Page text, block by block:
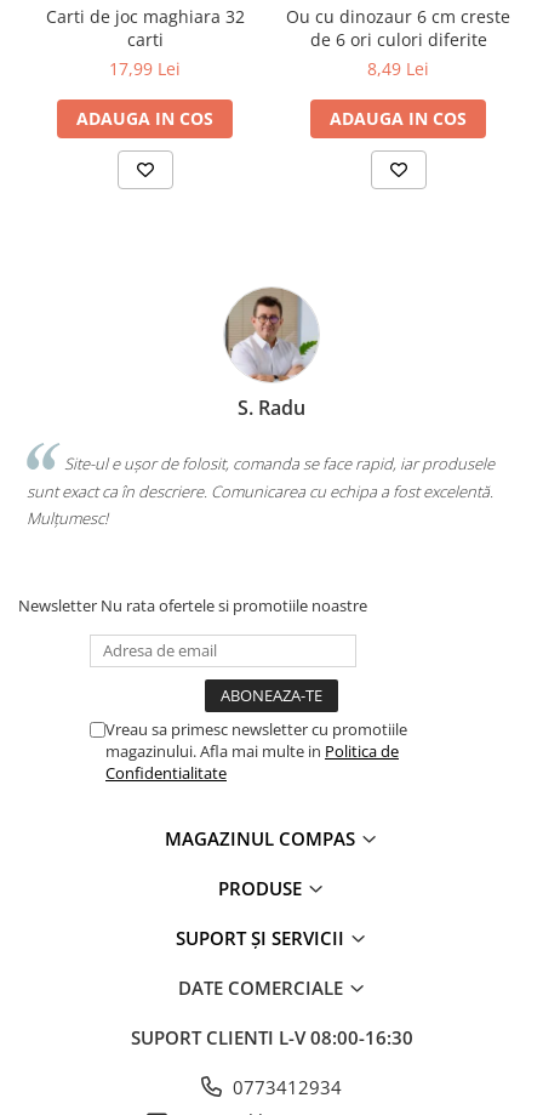
Cărți de colorat
Cărți ilustrate și interactive
Povești și ficțiune pentru copii
Enciclopedii și atlase pentru copii
Materiale educaționale
Benzi desenate
Culegeri și materiale auxiliare
Pregătire pentru admitere
Pregătire Evaluare Națională
Pregătire Bacalaureat
contemporană
Science-fiction și fantasy
Ficțiune erotică
Romane de dragoste
Dezvoltare personală și non-
Psihologie și dezvoltare personală
Biografii și memorii
Sănătate și stil de viață
Carti de joc maghiara 32
carti
17,99 Lei
ADAUGA IN COS
Ou cu dinozaur 6 cm creste
de 6 ori culori diferite
8,49 Lei
ADAUGA IN COS
S. Radu
Site-ul e ușor de folosit, comanda se face rapid, iar produsele
sunt exact ca în descriere. Comunicarea cu echipa a fost excelentă.
Mulțumesc!
Newsletter Nu rata ofertele si promotiile noastre
Vreau sa primesc newsletter cu promotiile
magazinului. Afla mai multe in Politica de
Confidentialitate
MAGAZINUL COMPAS
PRODUSE
SUPORT ȘI SERVICII
DATE COMERCIALE
SUPORT CLIENTI L-V 08:00-16:30
0773412934